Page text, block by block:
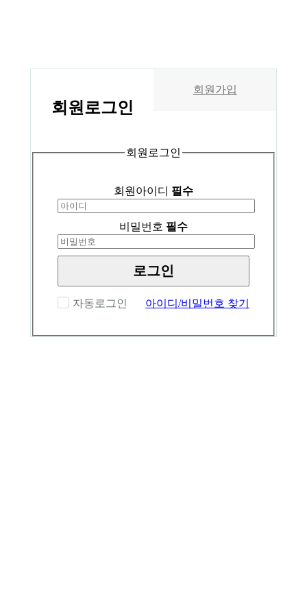
회원 로그인
회원가입
회원로그인
회원아이디 필수
비밀번호 필수
로그인
자동로그인 아이디/비밀번호 찾기